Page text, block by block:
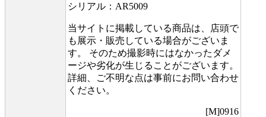
シリアル：AR5009
当サイトに掲載している商品は、店頭で
も展示・販売している場合がございま
す。 そのため撮影時にはなかったダメ
ージや劣化が生じることがございます。
詳細、ご不明な点は事前にお問い合わせ
ください。
[M]0916